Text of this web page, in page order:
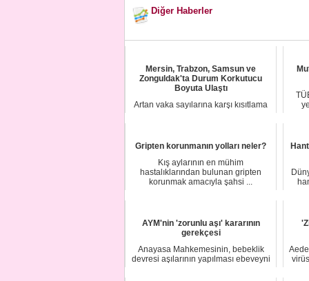
Diğer Haberler
Mersin, Trabzon, Samsun ve
Zonguldak'ta Durum Korkutucu
Boyuta Ulaştı
Artan vaka sayılarına karşı kısıtlama
Gripten korunmanın yolları neler?
Kış aylarının en mühim
hastalıklarından bulunan gripten
korunmak amacıyla şahsi ...
AYM'nin 'zorunlu aşı' kararının
gerekçesi
Anayasa Mahkemesinin, bebeklik
devresi aşılarının yapılması ebeveyni